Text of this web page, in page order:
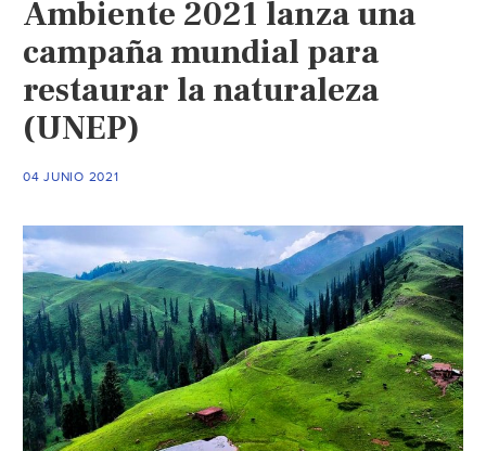
Ambiente 2021 lanza una
campaña mundial para
restaurar la naturaleza
(UNEP)
04 JUNIO 2021